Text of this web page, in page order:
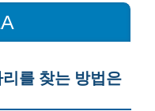
를 찾는 방법은